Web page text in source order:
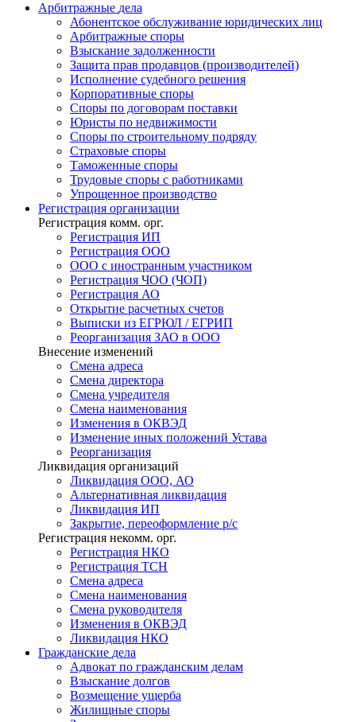
Арбитражные дела
Абонентское обслуживание юридических лиц
Арбитражные споры
Взыскание задолженности
Защита прав продавцов (производителей)
Исполнение судебного решения
Корпоративные споры
Споры по договорам поставки
Юристы по недвижимости
Споры по строительному подряду
Страховые споры
Таможенные споры
Трудовые споры с работниками
Упрощенное производство
Регистрация организации
Регистрация комм. орг.
Регистрация ИП
Регистрация ООО
ООО с иностранным участником
Регистрация ЧОО (ЧОП)
Регистрация АО
Открытие расчетных счетов
Выписки из ЕГРЮЛ / ЕГРИП
Реорганизация ЗАО в ООО
Внесение изменений
Смена адреса
Смена директора
Cмена учредителя
Смена наименования
Изменения в ОКВЭД
Изменение иных положений Устава
Реорганизация
Ликвидация организаций
Ликвидация ООО, АО
Альтернативная ликвидация
Ликвидация ИП
Закрытие, переоформление р/с
Регистрация некомм. орг.
Регистрация НКО
Регистрация ТСН
Смена адреса
Смена наименования
Смена руководителя
Изменения в ОКВЭД
Ликвидация НКО
Гражданские дела
Адвокат по гражданским делам
Взыскание долгов
Возмещение ущерба
Жилищные споры